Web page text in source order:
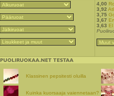
4,00
3,92
3,75
3,67
3,63
Klassinen pepsitesti oluilla
Kuinka kuorsaaja vaiennetaan?